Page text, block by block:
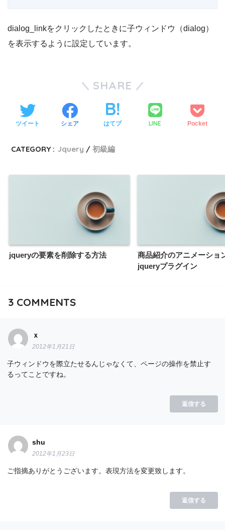
dialog_linkをクリックしたときに子ウィンドウ（dialog）
を表示するように設定しています。
SHARE
ツイート シェア はてブ LINE Pocket
CATEGORY : Jquery 初級編
jqueryの要素を削除する方法
商品紹介のアニメーショ
jqueryプラグイン
3COMMENTS
ｘ
2012年1月21日
子ウィンドウを際立たせるんじゃなくて、ページの操作を禁止す
るってことですね。
返信する
shu
2012年1月23日
ご指摘ありがとうございます。表現方法を変更致します。
返信する